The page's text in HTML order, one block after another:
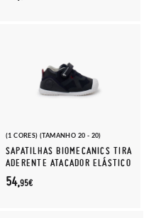
(1 CORES) (TAMANHO 20 - 20)
SAPATILHAS BIOMECANICS TIRA
ADERENTE ATACADOR ELÁSTICO
54,95€